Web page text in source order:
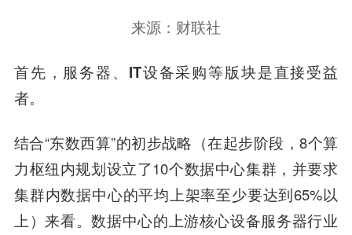
来源：财联社
首先，服务器、IT设备采购等版块是直接受益
者。
结合“东数西算”的初步战略（在起步阶段，8个算
力枢纽内规划设立了10个数据中心集群，并要求
集群内数据中心的平均上架率至少要达到65%以
上）来看。数据中心的上游核心设备服务器行业